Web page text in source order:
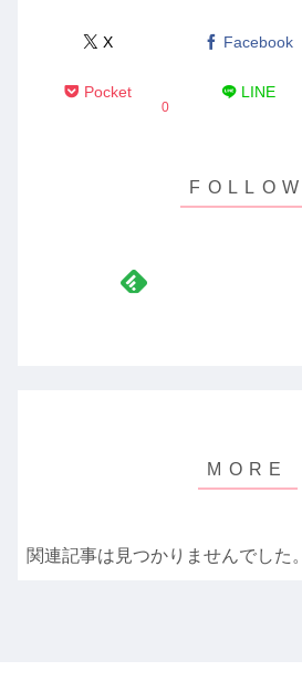
X Facebook
Pocket
0
LINE
関連記事は見つかりませんでした。